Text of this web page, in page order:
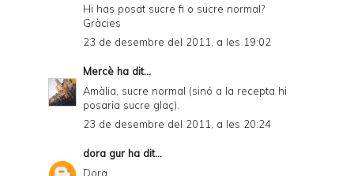
Hi has posat sucre fi o sucre normal?
Gràcies
23 de desembre del 2011, a les 19:02
Mercè ha dit...
Amàlia, sucre normal (sinó a la recepta hi
posaria sucre glaç).
23 de desembre del 2011, a les 20:24
dora gur ha dit...
Dora